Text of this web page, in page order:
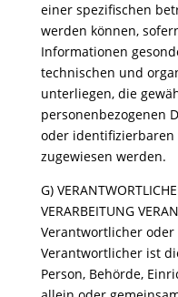
einer spezifischen
werden können,
Informationen
technischen und
unterliegen, die
personenbezogenen
oder identifizierbaren
zugewiesen werden.
G)
VERARBEITUNG
Verantwortlicher
Verantwortlicher ist
Person, Behörde,